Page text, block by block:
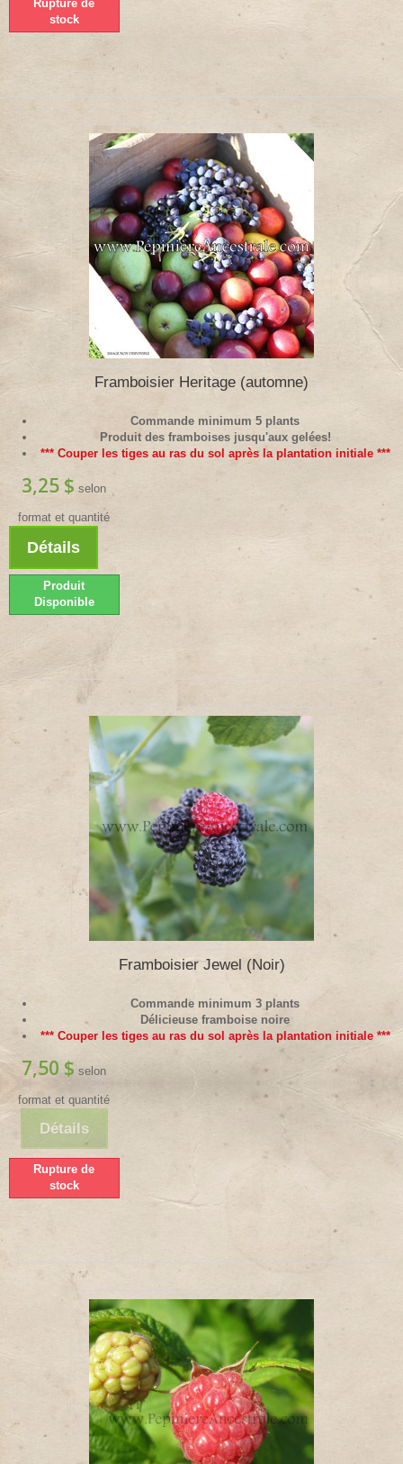
Rupture de
stock
Framboisier Heritage (automne)
Commande minimum 5 plants
Produit des framboises jusqu'aux gelées!
*** Couper les tiges au ras du sol après la plantation initiale ***
3,25 $ selon
format et quantité
Détails
Produit
Disponible
Framboisier Jewel (Noir)
Commande minimum 3 plants
Délicieuse framboise noire
*** Couper les tiges au ras du sol après la plantation initiale ***
7,50 $ selon
format et quantité
Détails
Rupture de
stock